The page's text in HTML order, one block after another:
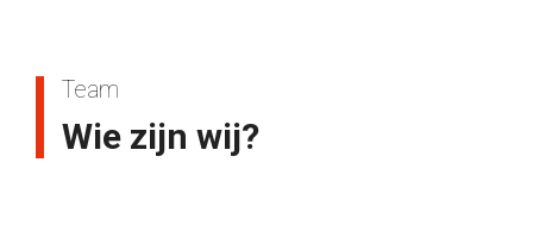
Team
Wie zijn wij?